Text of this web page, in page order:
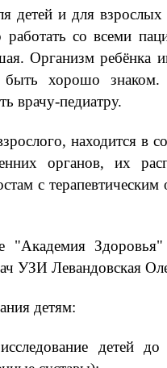
детей и для
работать со всеми
Организм ребёнка
быть хорошо
врачу-педиатру.
находится в
органов, их
с
Здоровья"
УЗИ Левандовская
детям:
детей